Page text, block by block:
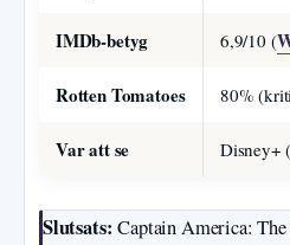
IMDb-betyg 6,9/10 (
Rotten Tomatoes 80%
Var att se Disney+
Slutsats: Captain America: